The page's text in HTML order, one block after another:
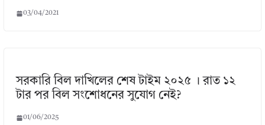
03/04/2021
সরকারি বিল দাখিলের শেষ টাইম ২০২৫ । রাত ১২
টার পর বিল সংশোধনের সুযোগ নেই?
01/06/2025